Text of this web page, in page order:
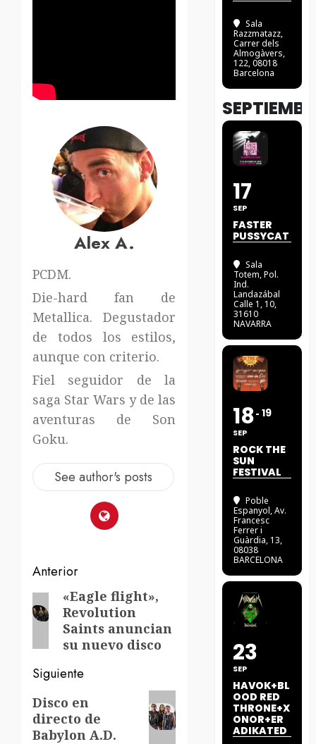
Alex A.
PCDM.
Die-hard fan de
Metallica. Degustador
de todos los estilos,
aunque con criterio.
Fiel seguidor de la
saga Star Wars y de las
aventuras de Son
Goku.
See author's posts
Navegación
de
entradas
Anterior
Entrada
anterior:
«Eagle flight»,
Revolution
Saints anuncian
su nuevo disco
Siguiente
Siguiente
entrada:
Disco en
directo de
Babylon A.D.
Sala
Razzmatazz,
Carrer dels
Almogàvers,
122, 08018
Barcelona
17
SEP
FASTER
PUSSYCAT
Sala
Totem, Pol.
Ind.
Landazábal
Calle 1, 10,
31610
NAVARRA
18
SEP
19
ROCK THE
SUN
FESTIVAL
Poble
Espanyol, Av.
Francesc
Ferrer i
Guàrdia, 13,
08038
BARCELONA
23
SEP
HAVOK+BL
OOD RED
THRONE+X
ONOR+ER
ADIKATED